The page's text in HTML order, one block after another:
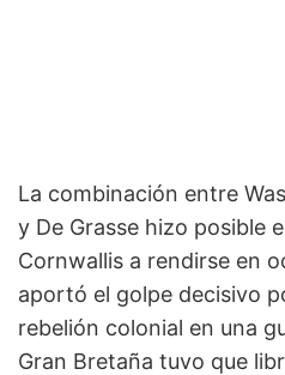
La combinación entre
y De Grasse hizo posible
Cornwallis a rendirse en
aportó el golpe decisivo
rebelión colonial en una
Gran Bretaña tuvo que